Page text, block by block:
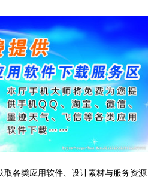
取各类应用软件、设计素材与服务资源